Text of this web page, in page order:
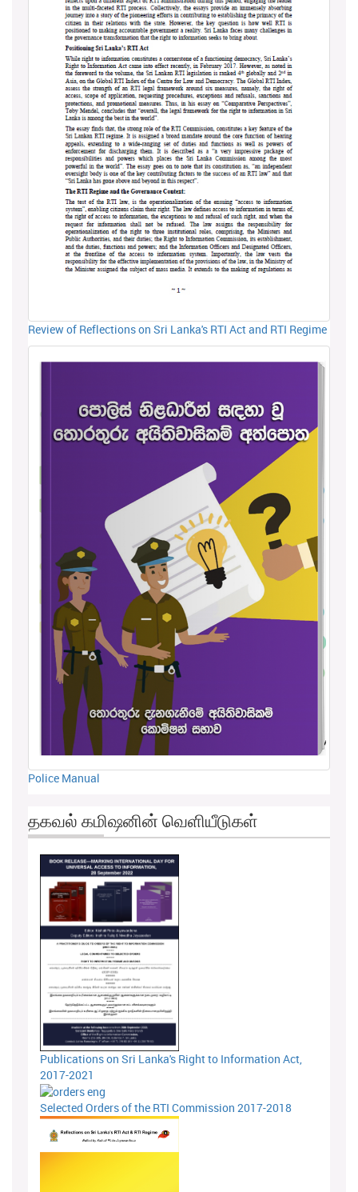
Review of Reflections on Sri Lanka's RTI Act and RTI Regime
Police Manual
தகவல் கமிஷனின் வெளியீடுகள்
Publications on Sri Lanka's Right to Information Act,
2017-2021
Selected Orders of the RTI Commission 2017-2018